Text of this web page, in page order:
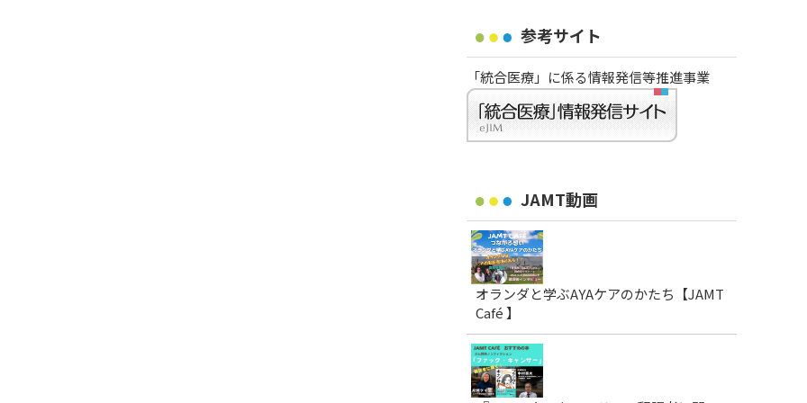
参考サイト
「統合医療」に係る情報発信等推進事業
JAMT動画
オランダと学ぶAYAケアのかたち【JAMT
Café 】